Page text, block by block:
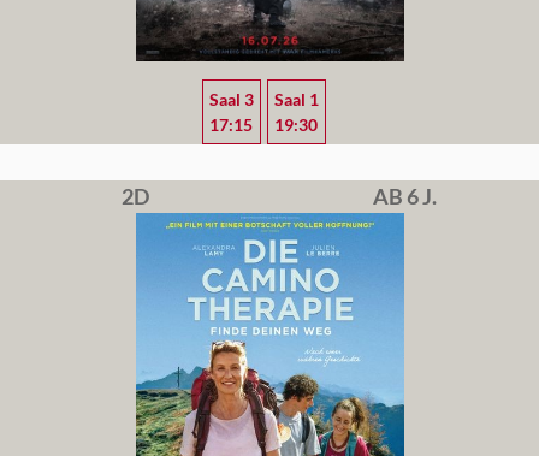
Saal 3
17:15
Saal 1
19:30
2D AB 6 J.